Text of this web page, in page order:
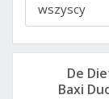
wszyscy
De
Baxi